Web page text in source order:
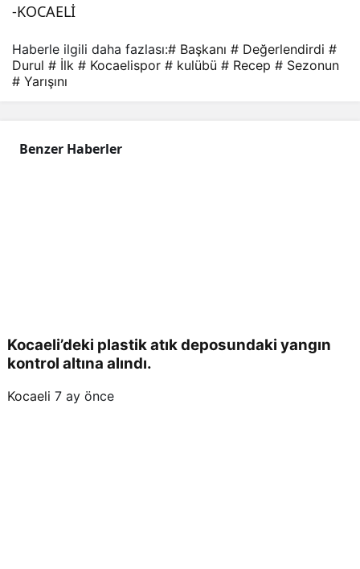
-KOCAELİ
ndir
di
Haberle ilgili daha fazlası:# Başkanı # Değerlendirdi #
Durul # İlk # Kocaelispor # kulübü # Recep # Sezonun
# Yarışını
Benzer Haberler
Kocaeli’deki plastik atık deposundaki yangın
kontrol altına alındı.
Kocaeli 7 ay önce